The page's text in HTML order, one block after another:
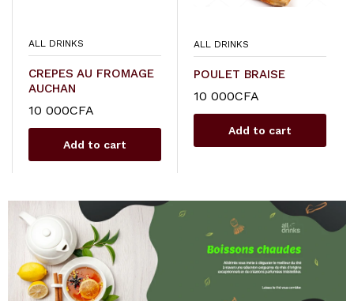
ALL DRINKS
CREPES AU FROMAGE
AUCHAN
10 000CFA
Add to cart
ALL DRINKS
POULET BRAISE
10 000CFA
Add to cart